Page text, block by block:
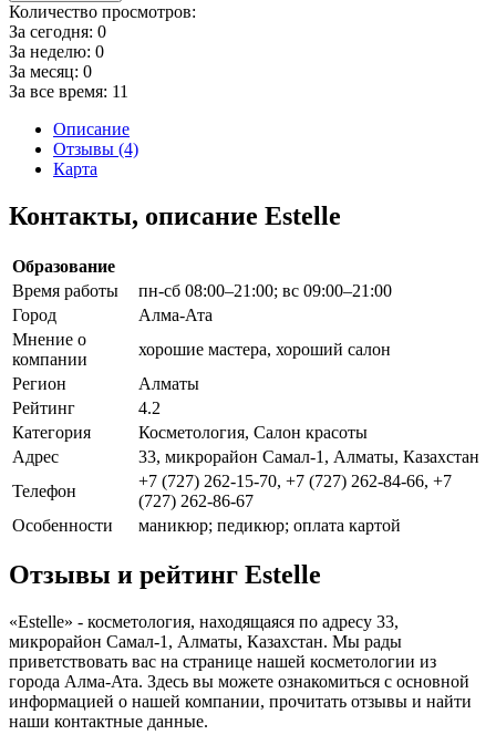
Количество просмотров:
За сегодня: 0
За неделю: 0
За месяц: 0
За все время: 11
Описание
Отзывы (4)
Карта
Контакты, описание Estelle
Образование
Время работы
пн-сб 08:00–21:00; вс 09:00–21:00
Город
Алма-Ата
Мнение о
компании
хорошие мастера, хороший салон
Регион
Алматы
Рейтинг
4.2
Категория
Косметология, Салон красоты
Адрес
33, микрорайон Самал-1, Алматы, Казахстан
Телефон
+7 (727) 262-15-70, +7 (727) 262-84-66, +7
(727) 262-86-67
Особенности
маникюр; педикюр; оплата картой
Отзывы и рейтинг Estelle
«Estelle» - косметология, находящаяся по адресу 33,
микрорайон Самал-1, Алматы, Казахстан. Мы рады
приветствовать вас на странице нашей косметологии из
города Алма-Ата. Здесь вы можете ознакомиться с основной
информацией о нашей компании, прочитать отзывы и найти
наши контактные данные.